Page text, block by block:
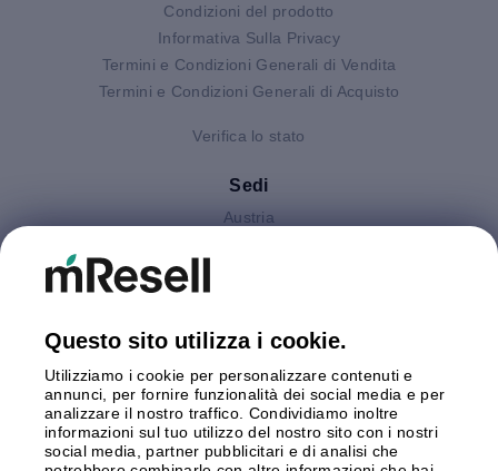
Condizioni del prodotto
Informativa Sulla Privacy
Termini e Condizioni Generali di Vendita
Termini e Condizioni Generali di Acquisto
Verifica lo stato
Sedi
Austria
Gran Bretagna
Olanda
Polonia
Spagna
Svezia
Questo sito utilizza i cookie.
Utilizziamo i cookie per personalizzare contenuti e
annunci, per fornire funzionalità dei social media e per
analizzare il nostro traffico. Condividiamo inoltre
informazioni sul tuo utilizzo del nostro sito con i nostri
social media, partner pubblicitari e di analisi che